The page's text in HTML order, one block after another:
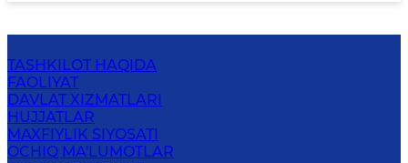
TASHKILOT HAQIDA
FAOLIYAT
DAVLAT XIZMATLARI
HUJJATLAR
MAXFIYLIK SIYOSATI
OCHIQ MA'LUMOTLAR